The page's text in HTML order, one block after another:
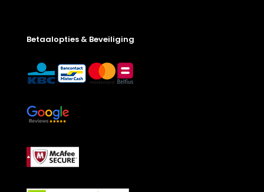
Betaalopties & Beveiliging